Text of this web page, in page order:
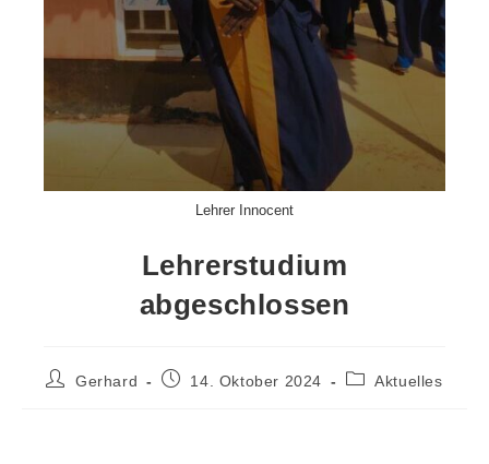
Lehrer Innocent
Lehrerstudium
abgeschlossen
Gerhard 14. Oktober 2024 Aktuelles